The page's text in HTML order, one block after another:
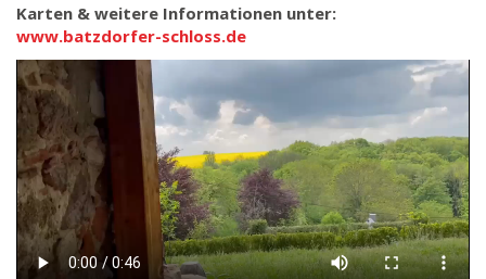
Karten & weitere Informationen unter:
www.batzdorfer-schloss.de